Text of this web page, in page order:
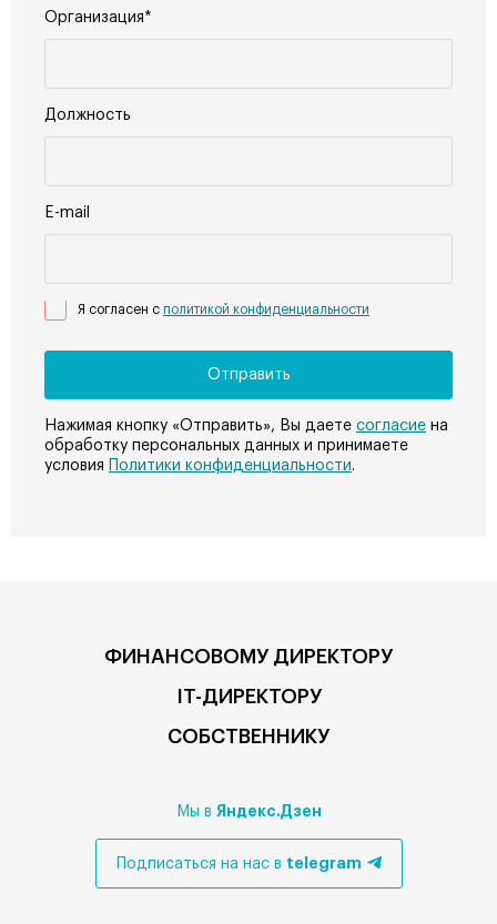
Организация*
Должность
E-mail
Я согласен с политикой конфиденциальности
Нажимая кнопку «Отправить», Вы даете согласие на
обработку персональных данных и принимаете
условия
Политики конфиденциальности.
ФИНАНСОВОМУ ДИРЕКТОРУ
IT-ДИРЕКТОРУ
СОБСТВЕННИКУ
Мы в Яндекс.Дзен
Подписаться на нас в telegram